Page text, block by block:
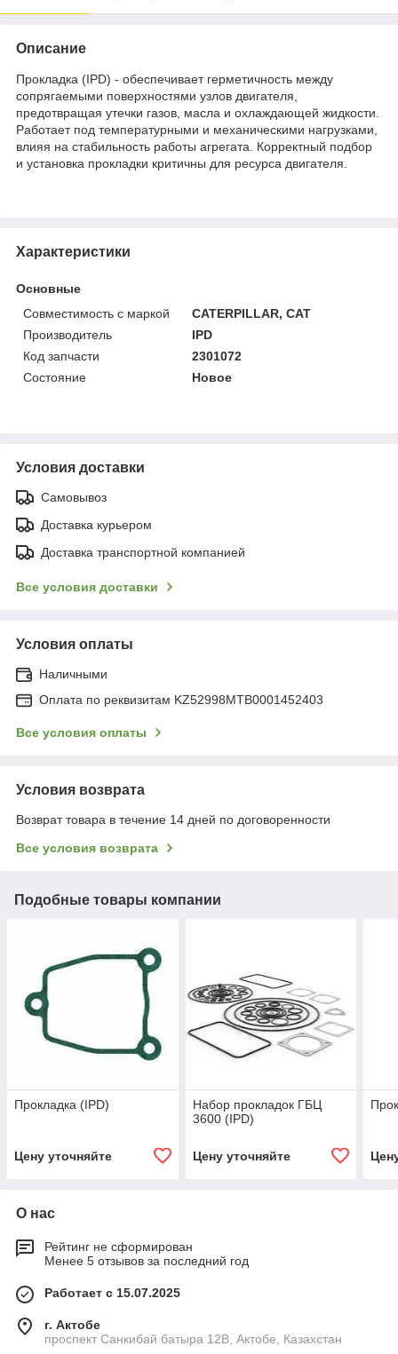
Описание
Прокладка (IPD) - обеспечивает герметичность между
сопрягаемыми поверхностями узлов двигателя,
предотвращая утечки газов, масла и охлаждающей жидкости.
Работает под температурными и механическими нагрузками,
влияя на стабильность работы агрегата. Корректный подбор
и установка прокладки критичны для ресурса двигателя.
Характеристики
Основные
Совместимость с маркой
CATERPILLAR, CAT
Производитель
IPD
Код запчасти
2301072
Состояние
Новое
Условия доставки
Самовывоз
Доставка курьером
Доставка транспортной компанией
Все условия доставки
Условия оплаты
Наличными
Оплата по реквизитам KZ52998MTB0001452403
Все условия оплаты
Условия возврата
Возврат товара в течение 14 дней по договоренности
Все условия возврата
Подобные товары компании
Прокладка (IPD)
Цену уточняйте
Набор прокладок ГБЦ
3600 (IPD)
Цену уточняйте
О нас
Рейтинг не сформирован
Менее 5 отзывов за последний год
Работает с 15.07.2025
г. Актобе
проспект Санкибай батыра 12В, Актобе, Казахстан